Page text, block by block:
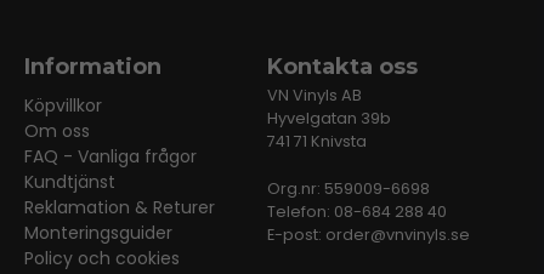
Information
Köpvillkor
Om oss
FAQ - Vanliga frågor
Kundtjänst
Reklamation & Returer
Monteringsguider
Policy och cookies
Kontakta oss
VN Vinyls AB
Hyvelgatan 39b
741 71 Knivsta
Org.nr: 559009-6698
Telefon: 08-684 288 40
E-post: order@vnvinyls.se